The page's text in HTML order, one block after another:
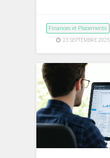
Finances et Placements
23 SEPTEMBRE 2025